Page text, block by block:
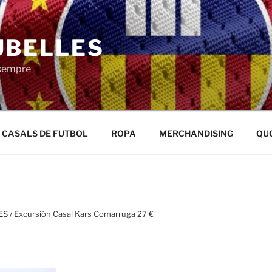
CASALS DE FUTBOL ROPA MERCHANDISING
/ Excursión Casal Kars Comarruga 27 €